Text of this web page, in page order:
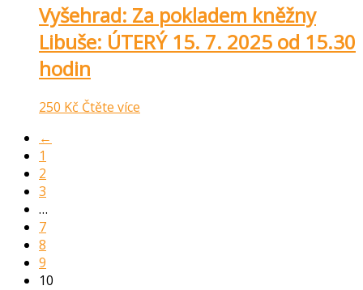
Vyšehrad: Za pokladem kněžny
Libuše: ÚTERÝ 15. 7. 2025 od 15.30
hodin
250 Kč Čtěte více
←
1
2
3
…
7
8
9
10